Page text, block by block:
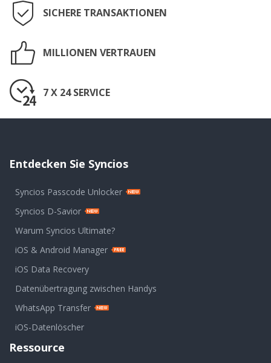
SICHERE TRANSAKTIONEN
MILLIONEN VERTRAUEN
7 X 24 SERVICE
Entdecken Sie Syncios
Syncios Passcode Unlocker
Syncios D-Savior
Warum Syncios Ultimate?
iOS & Android Manager
iOS Data Recovery
Datenübertragung zwischen Handys
WhatsApp Transfer
iOS-Datenlöscher
Ressource